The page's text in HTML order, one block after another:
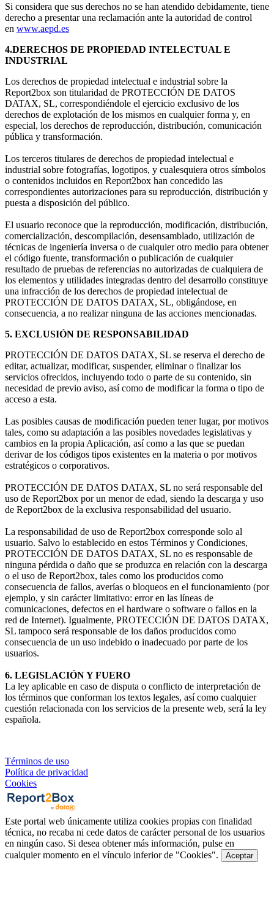
Si considera que sus derechos no se han atendido debidamente, tiene
derecho a presentar una reclamación ante la autoridad de control
en www.aepd.es
4.DERECHOS DE PROPIEDAD INTELECTUAL E
INDUSTRIAL
Los derechos de propiedad intelectual e industrial sobre la
Report2box son titularidad de PROTECCIÓN DE DATOS
DATAX, SL, correspondiéndole el ejercicio exclusivo de los
derechos de explotación de los mismos en cualquier forma y, en
especial, los derechos de reproducción, distribución, comunicación
pública y transformación.
Los terceros titulares de derechos de propiedad intelectual e
industrial sobre fotografías, logotipos, y cualesquiera otros símbolos
o contenidos incluidos en Report2box han concedido las
correspondientes autorizaciones para su reproducción, distribución y
puesta a disposición del público.
El usuario reconoce que la reproducción, modificación, distribución,
comercialización, descompilación, desensamblado, utilización de
técnicas de ingeniería inversa o de cualquier otro medio para obtener
el código fuente, transformación o publicación de cualquier
resultado de pruebas de referencias no autorizadas de cualquiera de
los elementos y utilidades integradas dentro del desarrollo constituye
una infracción de los derechos de propiedad intelectual de
PROTECCIÓN DE DATOS DATAX, SL, obligándose, en
consecuencia, a no realizar ninguna de las acciones mencionadas.
5. EXCLUSIÓN DE RESPONSABILIDAD
PROTECCIÓN DE DATOS DATAX, SL se reserva el derecho de
editar, actualizar, modificar, suspender, eliminar o finalizar los
servicios ofrecidos, incluyendo todo o parte de su contenido, sin
necesidad de previo aviso, así como de modificar la forma o tipo de
acceso a esta.
Las posibles causas de modificación pueden tener lugar, por motivos
tales, como su adaptación a las posibles novedades legislativas y
cambios en la propia Aplicación, así como a las que se puedan
derivar de los códigos tipos existentes en la materia o por motivos
estratégicos o corporativos.
PROTECCIÓN DE DATOS DATAX, SL no será responsable del
uso de Report2box por un menor de edad, siendo la descarga y uso
de Report2box de la exclusiva responsabilidad del usuario.
La responsabilidad de uso de Report2box corresponde solo al
usuario. Salvo lo establecido en estos Términos y Condiciones,
PROTECCIÓN DE DATOS DATAX, SL no es responsable de
ninguna pérdida o daño que se produzca en relación con la descarga
o el uso de Report2box, tales como los producidos como
consecuencia de fallos, averías o bloqueos en el funcionamiento (por
ejemplo, y sin carácter limitativo: error en las líneas de
comunicaciones, defectos en el hardware o software o fallos en la
red de Internet). Igualmente, PROTECCIÓN DE DATOS DATAX,
SL tampoco será responsable de los daños producidos como
consecuencia de un uso indebido o inadecuado por parte de los
usuarios.
6. LEGISLACIÓN Y FUERO
La ley aplicable en caso de disputa o conflicto de interpretación de
los términos que conforman los textos legales, así como cualquier
cuestión relacionada con los servicios de la presente web, será la ley
española.
Términos de uso
Política de privacidad
Cookies
Este portal web únicamente utiliza cookies propias con finalidad
técnica, no recaba ni cede datos de carácter personal de los usuarios
en ningún caso. Si desea obtener más información, pulse en
cualquier momento en el vínculo inferior de "Cookies".
Aceptar